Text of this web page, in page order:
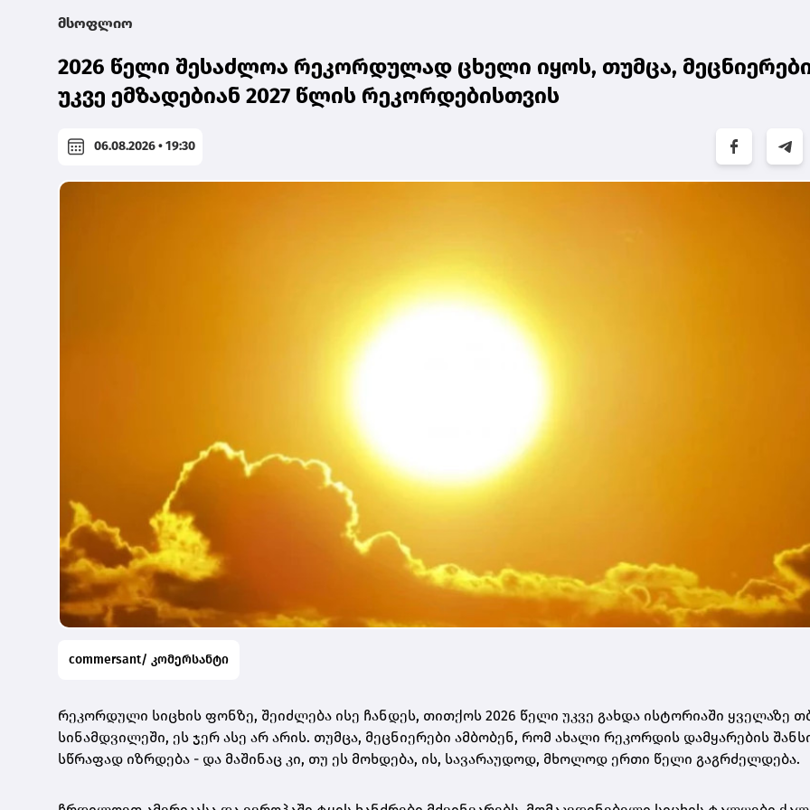
მსოფლიო
2026 წელი შესაძლოა რეკორდულად ცხელი იყოს, თუმცა,
უკვე ემზადებიან 2027 წლის რეკორდებისთვის
06.08.2026 • 19:30
commersant/ კომერსანტი
რეკორდული სიცხის ფონზე, შეიძლება ისე ჩანდეს, თითქოს 2026 წელი უკვე გახდა ისტორიაში ყველაზე
სინამდვილეში, ეს ჯერ ასე არ არის. თუმცა, მეცნიერები ამბობენ, რომ ახალი რეკორდის დამყარების
სწრაფად იზრდება - და მაშინაც კი, თუ ეს მოხდება, ის, სავარაუდოდ, მხოლოდ ერთი წელი გაგრძელდება.